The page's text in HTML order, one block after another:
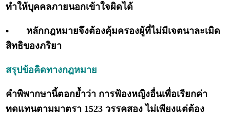
ทำให้บุคคลภายนอกเข้าใจผิดได้
•
หลักกฎหมายจึงต้องคุ้มครองผู้ที่ไม่มีเจตนาละเมิด
สิทธิของภริยา
สรุปข้อคิดทางกฎหมาย
คำพิพากษานี้ตอกย้ำว่า การฟ้องหญิงอื่นเพื่อเรียกค่า
ทดแทนตามมาตรา 1523 วรรคสอง ไม่เพียงแต่ต้อง